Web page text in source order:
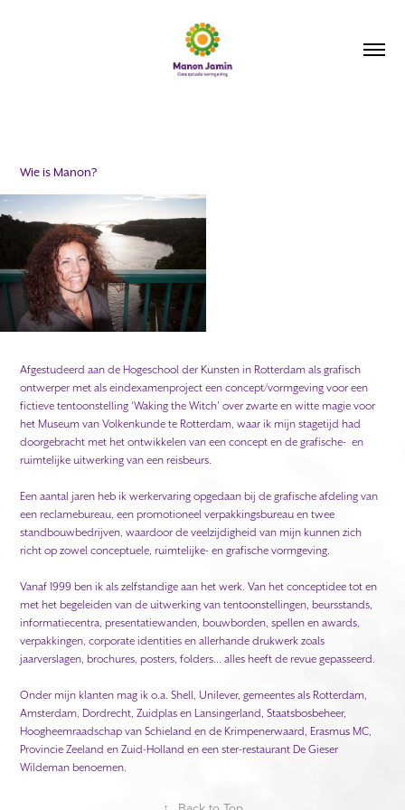
Wie is Manon?
Afgestudeerd aan de Hogeschool der Kunsten in Rotterdam als grafisch
ontwerper met als eindexamenproject een concept/vormgeving voor een
fictieve tentoonstelling ‘Waking the Witch’ over zwarte en witte magie voor
het Museum van Volkenkunde te Rotterdam, waar ik mijn stagetijd had
doorgebracht met het ontwikkelen van een concept en de grafische- en
ruimtelijke uitwerking van een reisbeurs.
Een aantal jaren heb ik werkervaring opgedaan bij de grafische afdeling van
een reclamebureau, een promotioneel verpakkingsbureau en twee
standbouwbedrijven, waardoor de veelzijdigheid van mijn kunnen zich
richt op zowel conceptuele, ruimtelijke- en grafische vormgeving.
Vanaf 1999 ben ik als zelfstandige aan het werk. Van het conceptidee tot en
met het begeleiden van de uitwerking van tentoonstellingen, beursstands,
informatiecentra, presentatiewanden, bouwborden, spellen en awards,
verpakkingen, corporate identities en allerhande drukwerk zoals
jaarverslagen, brochures, posters, folders... alles heeft de revue gepasseerd.
Onder mijn klanten mag ik o.a. Shell, Unilever, gemeentes als Rotterdam,
Amsterdam, Dordrecht, Zuidplas en Lansingerland, Staatsbosbeheer,
Hoogheemraadschap van Schieland en de Krimpenerwaard, Erasmus MC,
Provincie Zeeland en Zuid-Holland en een ster-restaurant De Gieser
Wildeman benoemen.